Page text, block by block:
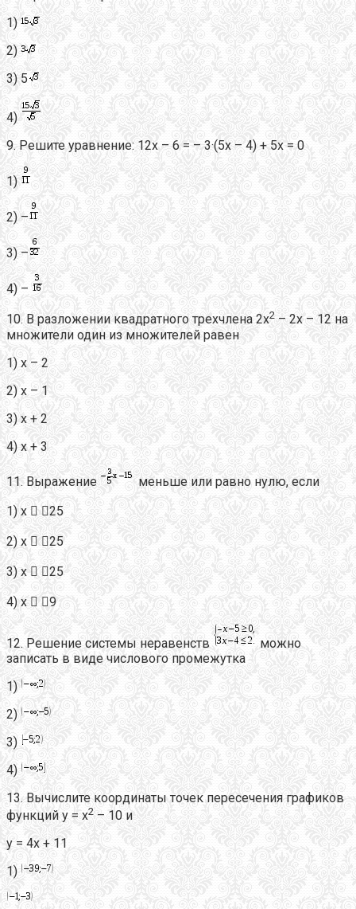
1)
2)
3) 5
4)
9. Решите уравнение: 12х – 6 = – 3·(5х – 4) + 5x = 0
1)
2) –
3) –
4) –
10. В разложении квадратного трехчлена 2х2 – 2х – 12 на
множители один из множителей равен
1) х – 2
2) х – 1
3) х + 2
4) х + 3
11. Выражение
меньше или равно нулю, если
1) х  25
2) х  25
3) х  25
4) х  9
12. Решение системы неравенств
можно
записать в виде числового промежутка
1)
2)
3)
4)
13. Вычислите координаты точек пересечения графиков
функций y = x2 – 10 и
y = 4x + 11
1)